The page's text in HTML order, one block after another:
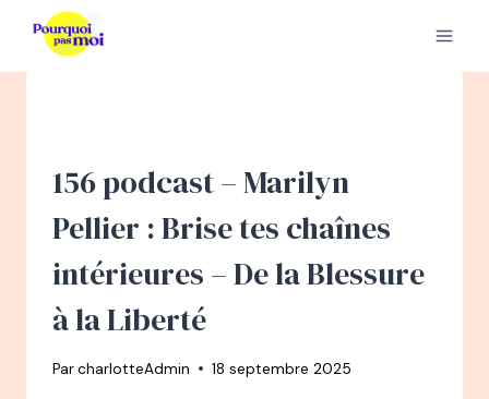
contenu
156 podcast – Marilyn
Pellier : Brise tes chaînes
intérieures – De la Blessure
à la Liberté
ParcharlotteAdmin 18 septembre 2025